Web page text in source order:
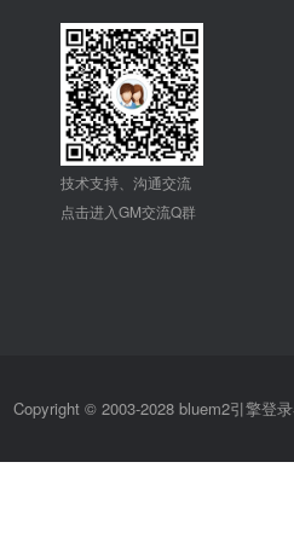
技术支持、沟通交流
点击进入GM交流Q群
Copyright © 2003-2028 bluem2引擎登